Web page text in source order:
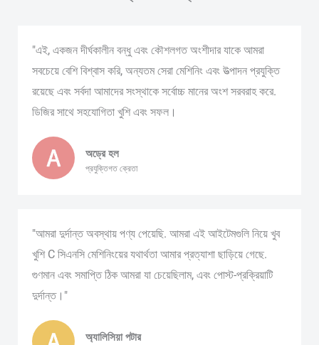
"এই, একজন দীর্ঘকালীন বন্ধু এবং কৌশলগত অংশীদার যাকে আমরা
সবচেয়ে বেশি বিশ্বাস করি, অন্যতম সেরা মেশিনিং এবং উত্পাদন প্রযুক্তি
রয়েছে এবং সর্বদা আমাদের সংস্থাকে সর্বোচ্চ মানের অংশ সরবরাহ করে.
ডিজির সাথে সহযোগিতা খুশি এবং সফল।
অড্রে হল
প্রযুক্তিগত ক্রেতা
"আমরা দুর্দান্ত অবস্থায় পণ্য পেয়েছি. আমরা এই আইটেমগুলি নিয়ে খুব
খুশি C সিএনসি মেশিনিংয়ের যথার্থতা আমার প্রত্যাশা ছাড়িয়ে গেছে.
গুণমান এবং সমাপ্তি ঠিক আমরা যা চেয়েছিলাম, এবং পোস্ট-প্রক্রিয়াটি
দুর্দান্ত।"
অ্যালিসিয়া পটার